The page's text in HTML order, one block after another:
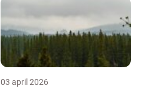
03 april 2026